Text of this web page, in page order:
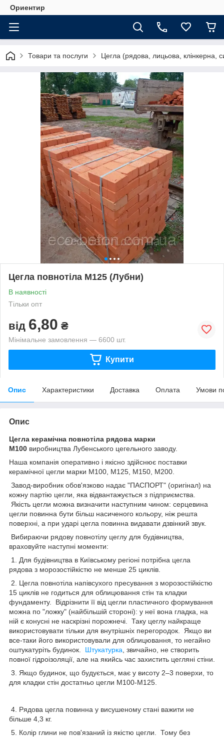
Ориентир
Товари та послуги Цегла (рядова, лицьова, клінкерна,
Цегла повнотіла М125 (Лубни)
В наявності
Тільки опт
від 6,80 ₴
Мінімальне замовлення — 6600 шт.
Купити
Опис Характеристики Доставка Оплата Умови
Опис
Цегла керамічна повнотіла рядова марки
М100 виробництва Лубенського цегельного заводу.
Наша компанія оперативно і якісно здійснює поставки
керамічної цегли марки М100, М125, М150, М200.
Завод-виробник обов'язково надає "ПАСПОРТ" (оригінал) на
кожну партію цегли, яка відвантажується з підприємства.
Якість цегли можна визначити наступним чином: серцевина
цегли повинна бути більш насиченого кольору, ніж решта
поверхні, а при ударі цегла повинна видавати дзвінкий звук.
Вибираючи рядову повнотілу цеглу для будівництва,
враховуйте наступні моменти:
1. Для будівництва в Київському регіоні потрібна цегла
рядова з морозостійкістю не менше 25 циклів.
2. Цегла повнотіла напівсухого пресування з морозостійкістю
15 циклів не годиться для облицювання стін та кладки
фундаменту. Відрізнити її від цегли пластичного формування
можна по "ложку" (найбільшій стороні): у неї вона гладка, на
ній є конусні не наскрізні порожнечі. Таку цеглу найкраще
використовувати тільки для внутрішніх перегородок. Якщо ви
все-таки його використовували для облицювання, то негайно
оштукатуріть будинок. Штукатурка , звичайно, не створить
повної гідроізоляції, але на якийсь час захистить цегляні стіни.
3. Якщо будинок, що будується, має у висоту 2–3 поверхи, то
для кладки стін достатньо цегли М100-М125.
4. Рядова цегла повинна у висушеному стані важити не
більше 4,3 кг.
5. Колір глини не пов'язаний із якістю цегли. Тому без